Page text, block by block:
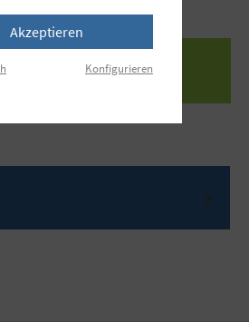
den gewünschten Wert
Akzeptieren
Konfigurieren